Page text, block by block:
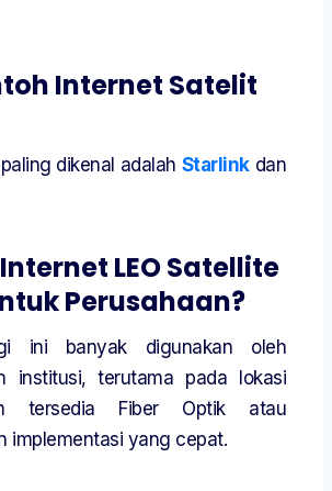
Internet Satelit
dikenal adalah Starlinkdan
LEO Satellite
Perusahaan?
ini banyak digunakan oleh
institusi, terutama pada lokasi
tersedia Fiber Optik atau
implementasi yang cepat.